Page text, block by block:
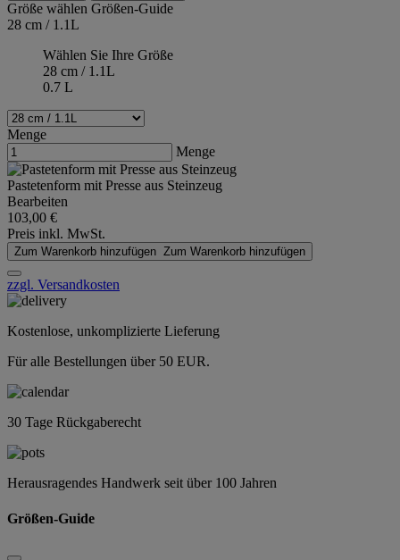
Größe wählen Größen-Guide
28 cm / 1.1L
Wählen Sie Ihre Größe
28 cm / 1.1L
0.7 L
Menge
Menge
Pastetenform mit Presse aus Steinzeug
Bearbeiten
103,00 €
Preis inkl. MwSt.
Zum Warenkorb hinzufügen Zum Warenkorb hinzufügen
zzgl. Versandkosten
Kostenlose, unkomplizierte Lieferung
Für alle Bestellungen über 50 EUR.
30 Tage Rückgaberecht
Herausragendes Handwerk seit über 100 Jahren
Größen-Guide